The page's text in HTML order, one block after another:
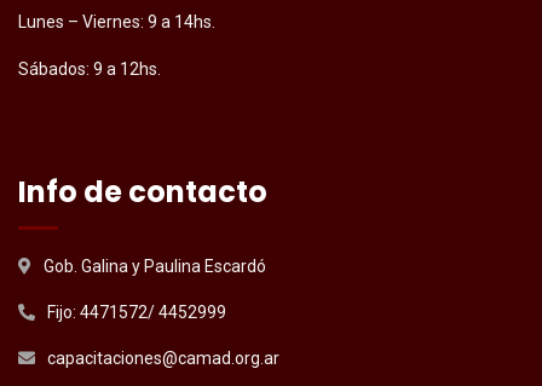
Lunes – Viernes: 9 a 14hs.
Sábados: 9 a 12hs.
Info de contacto
Gob. Galina y Paulina Escardó
Fijo: 4471572/ 4452999
capacitaciones@camad.org.ar